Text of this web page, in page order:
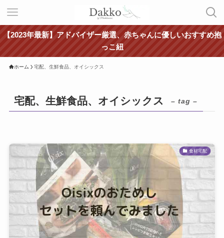
【2023年最新】アドバイザー厳選、赤ちゃんに優しいおすすめ抱
っこ紐
ホーム 宅配、生鮮食品、オイシックス
宅配、生鮮食品、オイシックス – tag –
食材宅配